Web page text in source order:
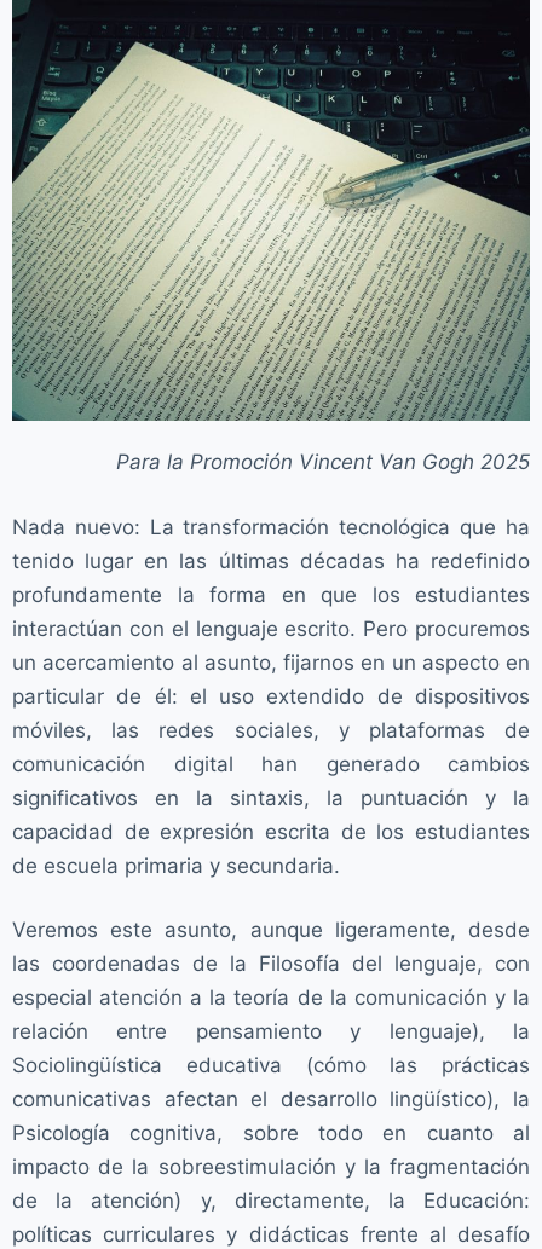
Para la Promoción Vincent Van Gogh 2025
Nada nuevo: La transformación tecnológica que ha
tenido lugar en las últimas décadas ha redefinido
profundamente la forma en que los estudiantes
interactúan con el lenguaje escrito. Pero procuremos
un acercamiento al asunto, fijarnos en un aspecto en
particular de él: el uso extendido de dispositivos
móviles, las redes sociales, y plataformas de
comunicación digital han generado cambios
significativos en la sintaxis, la puntuación y la
capacidad de expresión escrita de los estudiantes
de escuela primaria y secundaria.
Veremos este asunto, aunque ligeramente, desde
las coordenadas de la Filosofía del lenguaje, con
especial atención a la teoría de la comunicación y la
relación entre pensamiento y lenguaje), la
Sociolingüística educativa (cómo las prácticas
comunicativas afectan el desarrollo lingüístico), la
Psicología cognitiva, sobre todo en cuanto al
impacto de la sobreestimulación y la fragmentación
de la atención) y, directamente, la Educación:
políticas curriculares y didácticas frente al desafío